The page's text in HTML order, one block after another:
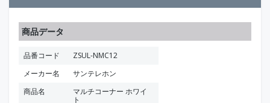
商品データ
品番コード
ZSUL-NMC12
メーカー名
サンテレホン
商品名
マルチコーナー ホワイ
ト